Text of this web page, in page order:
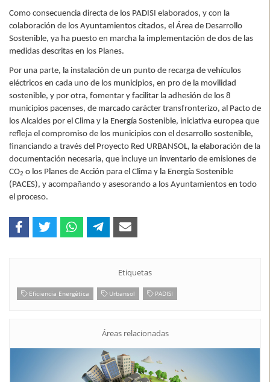
Como consecuencia directa de los PADISI elaborados, y con la
colaboración de los Ayuntamientos citados, el Área de Desarrollo
Sostenible, ya ha puesto en marcha la implementación de dos de las
medidas descritas en los Planes.
Por una parte, la instalación de un punto de recarga de vehículos
eléctricos en cada uno de los municipios, en pro de la movilidad
sostenible, y por otra, fomentar y facilitar la adhesión de los 8
municipios pacenses, de marcado carácter transfronterizo, al Pacto de
los Alcaldes por el Clima y la Energía Sostenible, iniciativa europea que
refleja el compromiso de los municipios con el desarrollo sostenible,
financiando a través del Proyecto Red URBANSOL, la elaboración de la
documentación necesaria, que incluye un inventario de emisiones de
CO2 o los Planes de Acción para el Clima y la Energía Sostenible
(PACES), y acompañando y asesorando a los Ayuntamientos en todo
el proceso.
Etiquetas
Eficiencia Energética Urbansol PADISI
Áreas relacionadas